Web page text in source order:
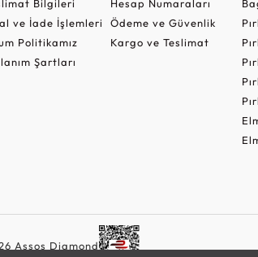
Bilgileri
ve İade İşlemleri
Politikamız
Şartları
Hesap Numaraları
Ödeme ve Güvenlik
Kargo ve Teslimat
Assos Diamond